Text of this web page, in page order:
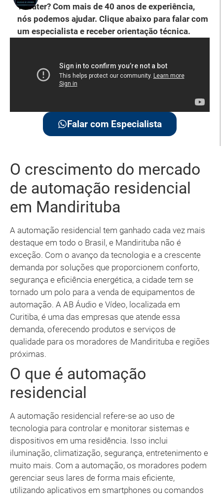
Theater? Com mais de 40 anos de experiência,
nós podemos ajudar. Clique abaixo para falar com
um especialista e receber orientação técnica.
Falar com Especialista
O crescimento do mercado
de automação residencial
em Mandirituba
A automação residencial tem ganhado cada vez mais
destaque em todo o Brasil, e Mandirituba não é
exceção. Com o avanço da tecnologia e a crescente
demanda por soluções que proporcionem conforto,
segurança e eficiência energética, a cidade tem se
tornado um polo para a venda de equipamentos de
automação. A AB Áudio e Vídeo, localizada em
Curitiba, é uma das empresas que atende essa
demanda, oferecendo produtos e serviços de
qualidade para os moradores de Mandirituba e regiões
próximas.
O que é automação
residencial
A automação residencial refere-se ao uso de
tecnologia para controlar e monitorar sistemas e
dispositivos em uma residência. Isso inclui
iluminação, climatização, segurança, entretenimento e
muito mais. Com a automação, os moradores podem
gerenciar seus lares de forma mais eficiente,
utilizando aplicativos em smartphones ou comandos